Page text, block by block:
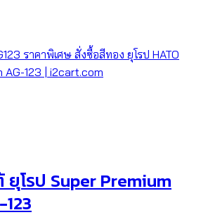
ยุโรป Super Premium